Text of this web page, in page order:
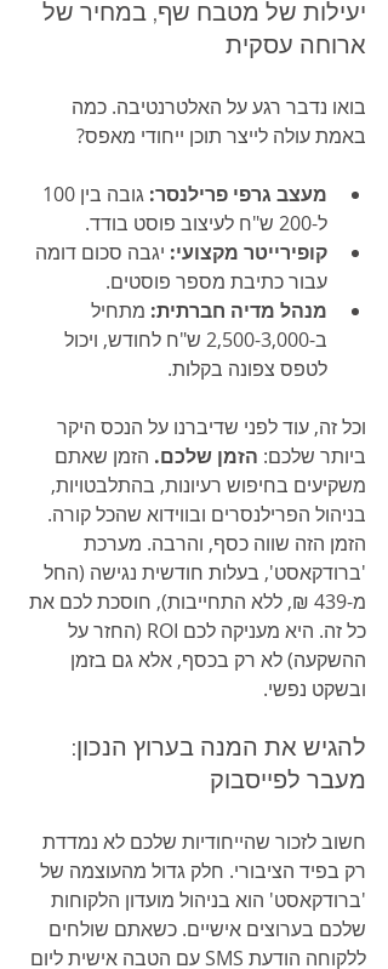
יעילות של מטבח שף, במחיר של
ארוחה עסקית
בואו נדבר רגע על האלטרנטיבה. כמה
באמת עולה לייצר תוכן ייחודי מאפס?
מעצב גרפי פרילנסר:
ל-200 ש"ח לעיצוב פוסט בודד.
קופירייטר מקצועי: יגבה סכום דומה
עבור כתיבת מספר פוסטים.
מנהל מדיה חברתית: מתחיל
ב-2,500-3,000 ש"ח לחודש, ויכול
לטפס צפונה בקלות.
וכל זה, עוד לפני שדיברנו על הנכס היקר
ביותר שלכם: הזמן שלכם. הזמן שאתם
משקיעים בחיפוש רעיונות, בהתלבטויות,
בניהול הפרילנסרים ובווידוא שהכל קורה.
הזמן הזה שווה כסף, והרבה. מערכת
'ברודקאסט', בעלות חודשית נגישה (החל
מ-439 ₪, ללא התחייבות), חוסכת לכם את
כל זה. היא מעניקה לכם ROI (החזר על
ההשקעה) לא רק בכסף, אלא גם בזמן
ובשקט נפשי.
להגיש את המנה בערוץ הנכון:
מעבר לפייסבוק
חשוב לזכור שהייחודיות שלכם לא נמדדת
רק בפיד הציבורי. חלק גדול מהעוצמה של
'ברודקאסט' הוא בניהול מועדון הלקוחות
שלכם בערוצים אישיים. כשאתם שולחים
ללקוחה הודעת SMS עם הטבה אישית ליום